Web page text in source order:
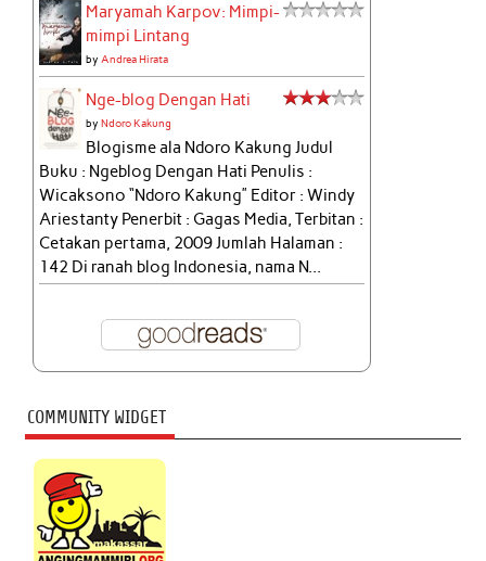
Maryamah Karpov: Mimpi-
mimpi Lintang
by Andrea Hirata
Nge-blog Dengan Hati
byNdoro Kakung
Blogisme ala Ndoro Kakung Judul
Buku : Ngeblog Dengan Hati Penulis :
Wicaksono “Ndoro Kakung” Editor : Windy
Ariestanty Penerbit : Gagas Media, Terbitan :
Cetakan pertama, 2009 Jumlah Halaman :
142 Di ranah blog Indonesia, nama N...
COMMUNITY WIDGET